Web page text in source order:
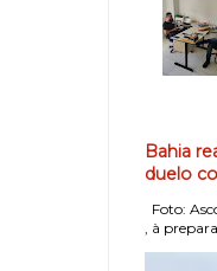
Bahia
duelo
Foto:
, à